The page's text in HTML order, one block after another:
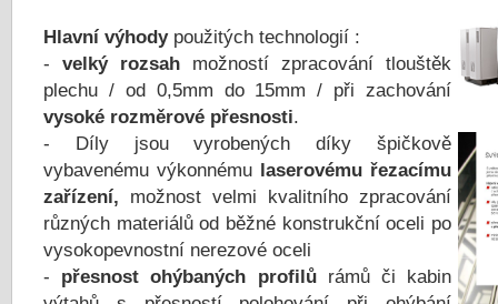
Hlavní výhodypoužitých technologií :
- velký rozsah možností zpracování tlouštěk
plechu / od 0,5mm do 15mm / při zachování
vysoké rozměrové přesnosti.
- Díly jsou vyrobených díky špičkově
vybavenému výkonnému laserovému řezacímu
zařízení, možnost velmi kvalitního zpracování
různých materiálů od běžné konstrukční oceli po
vysokopevnostní nerezové oceli
- přesnost ohýbaných profilůrámů či kabin